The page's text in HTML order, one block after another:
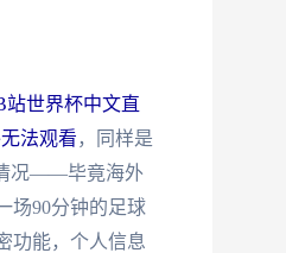
站世界杯中文直
法观看 ，同样是
况——毕竟海外
场90分钟的足球
功能，个人信息